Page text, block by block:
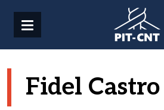
Fidel Castro